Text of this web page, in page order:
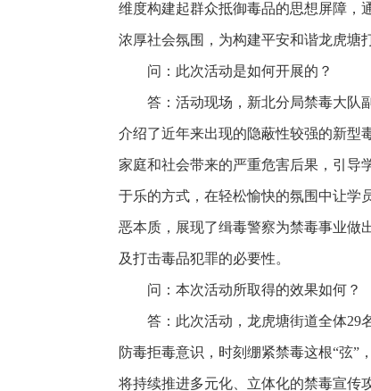
维度构建起群众抵御毒品的思想屏障，
浓厚社会氛围，为构建平安和谐龙虎塘
问：此次活动是如何开展的？
答：活动现场，新北分局禁毒大队
介绍了近年来出现的隐蔽性较强的新型
家庭和社会带来的严重危害后果，引导
于乐的方式，在轻松愉快的氛围中让学
恶本质，展现了缉毒警察为禁毒事业做
及打击毒品犯罪的必要性。
问：本次活动所取得的效果如何？
答：此次活动，龙虎塘街道全体29
防毒拒毒意识，时刻绷紧禁毒这根“弦
将持续推进多元化、立体化的禁毒宣传